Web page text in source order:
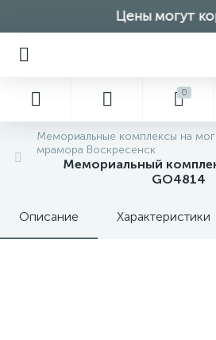
Цены могут
0
Мемориальные комплексы на
мрамора Воскресенск
Мемориальный
GO4814
Описание Характеристики